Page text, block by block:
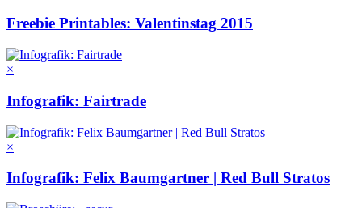
Freebie Printables: Valentinstag 2015
×
Infografik: Fairtrade
×
Infografik: Felix Baumgartner | Red Bull Stratos